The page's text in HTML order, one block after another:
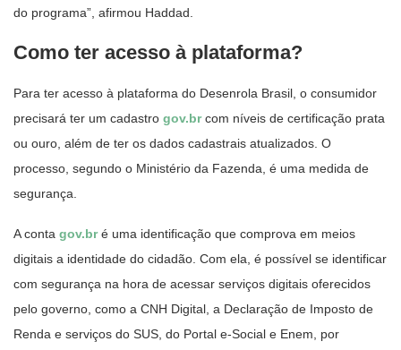
do programa”, afirmou Haddad.
Como ter acesso à plataforma?
Para ter acesso à plataforma do Desenrola Brasil, o consumidor
precisará ter um cadastro gov.brcom níveis de certificação prata
ou ouro, além de ter os dados cadastrais atualizados. O
processo, segundo o Ministério da Fazenda, é uma medida de
segurança.
A conta gov.bré uma identificação que comprova em meios
digitais a identidade do cidadão. Com ela, é possível se identificar
com segurança na hora de acessar serviços digitais oferecidos
pelo governo, como a CNH Digital, a Declaração de Imposto de
Renda e serviços do SUS, do Portal e-Social e Enem, por